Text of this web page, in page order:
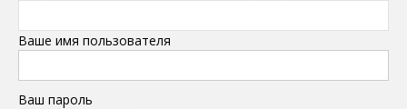
Ваше имя пользователя
Ваш пароль